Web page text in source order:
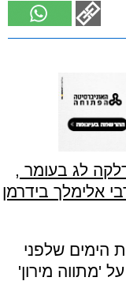
לג בעומר ,
אלימלך בידרמן
הימים שלפני
'מתווה מירון'